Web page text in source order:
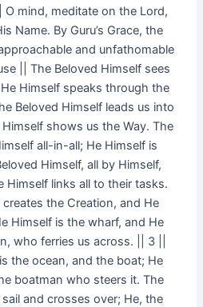
O mind, meditate on the Lord,
Name. By Guru’s Grace, the
and unfathomable
|| The Beloved Himself sees
Himself speaks through the
Beloved Himself leads us into
shows us the Way. The
all-in-all; He Himself is
Himself, all by Himself,
Himself links all to their tasks.
the Creation, and He
Himself is the wharf, and He
who ferries us across. || 3 ||
the ocean, and the boat; He
boatman who steers it. The
and crosses over; He, the